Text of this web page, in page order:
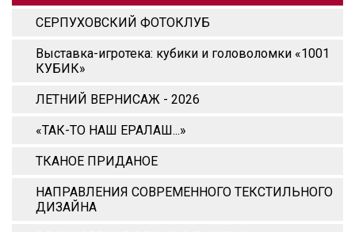
СЕРПУХОВСКИЙ ФОТОКЛУБ
Выставка-игротека: кубики и головоломки «1001
КУБИК»
ЛЕТНИЙ ВЕРНИСАЖ - 2026
«ТАК-ТО НАШ ЕРАЛАШ...»
ТКАНОЕ ПРИДАНОЕ
НАПРАВЛЕНИЯ СОВРЕМЕННОГО ТЕКСТИЛЬНОГО
ДИЗАЙНА